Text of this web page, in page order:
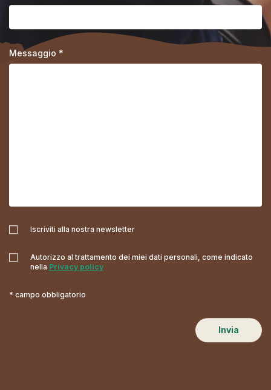
Messaggio *
Iscriviti alla nostra newsletter
Autorizzo al trattamento dei miei dati personali, come indicato
nella Privacy policy
* campo obbligatorio
Invia